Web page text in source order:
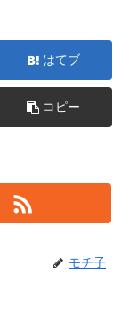
はてブ
コピー
モチ子